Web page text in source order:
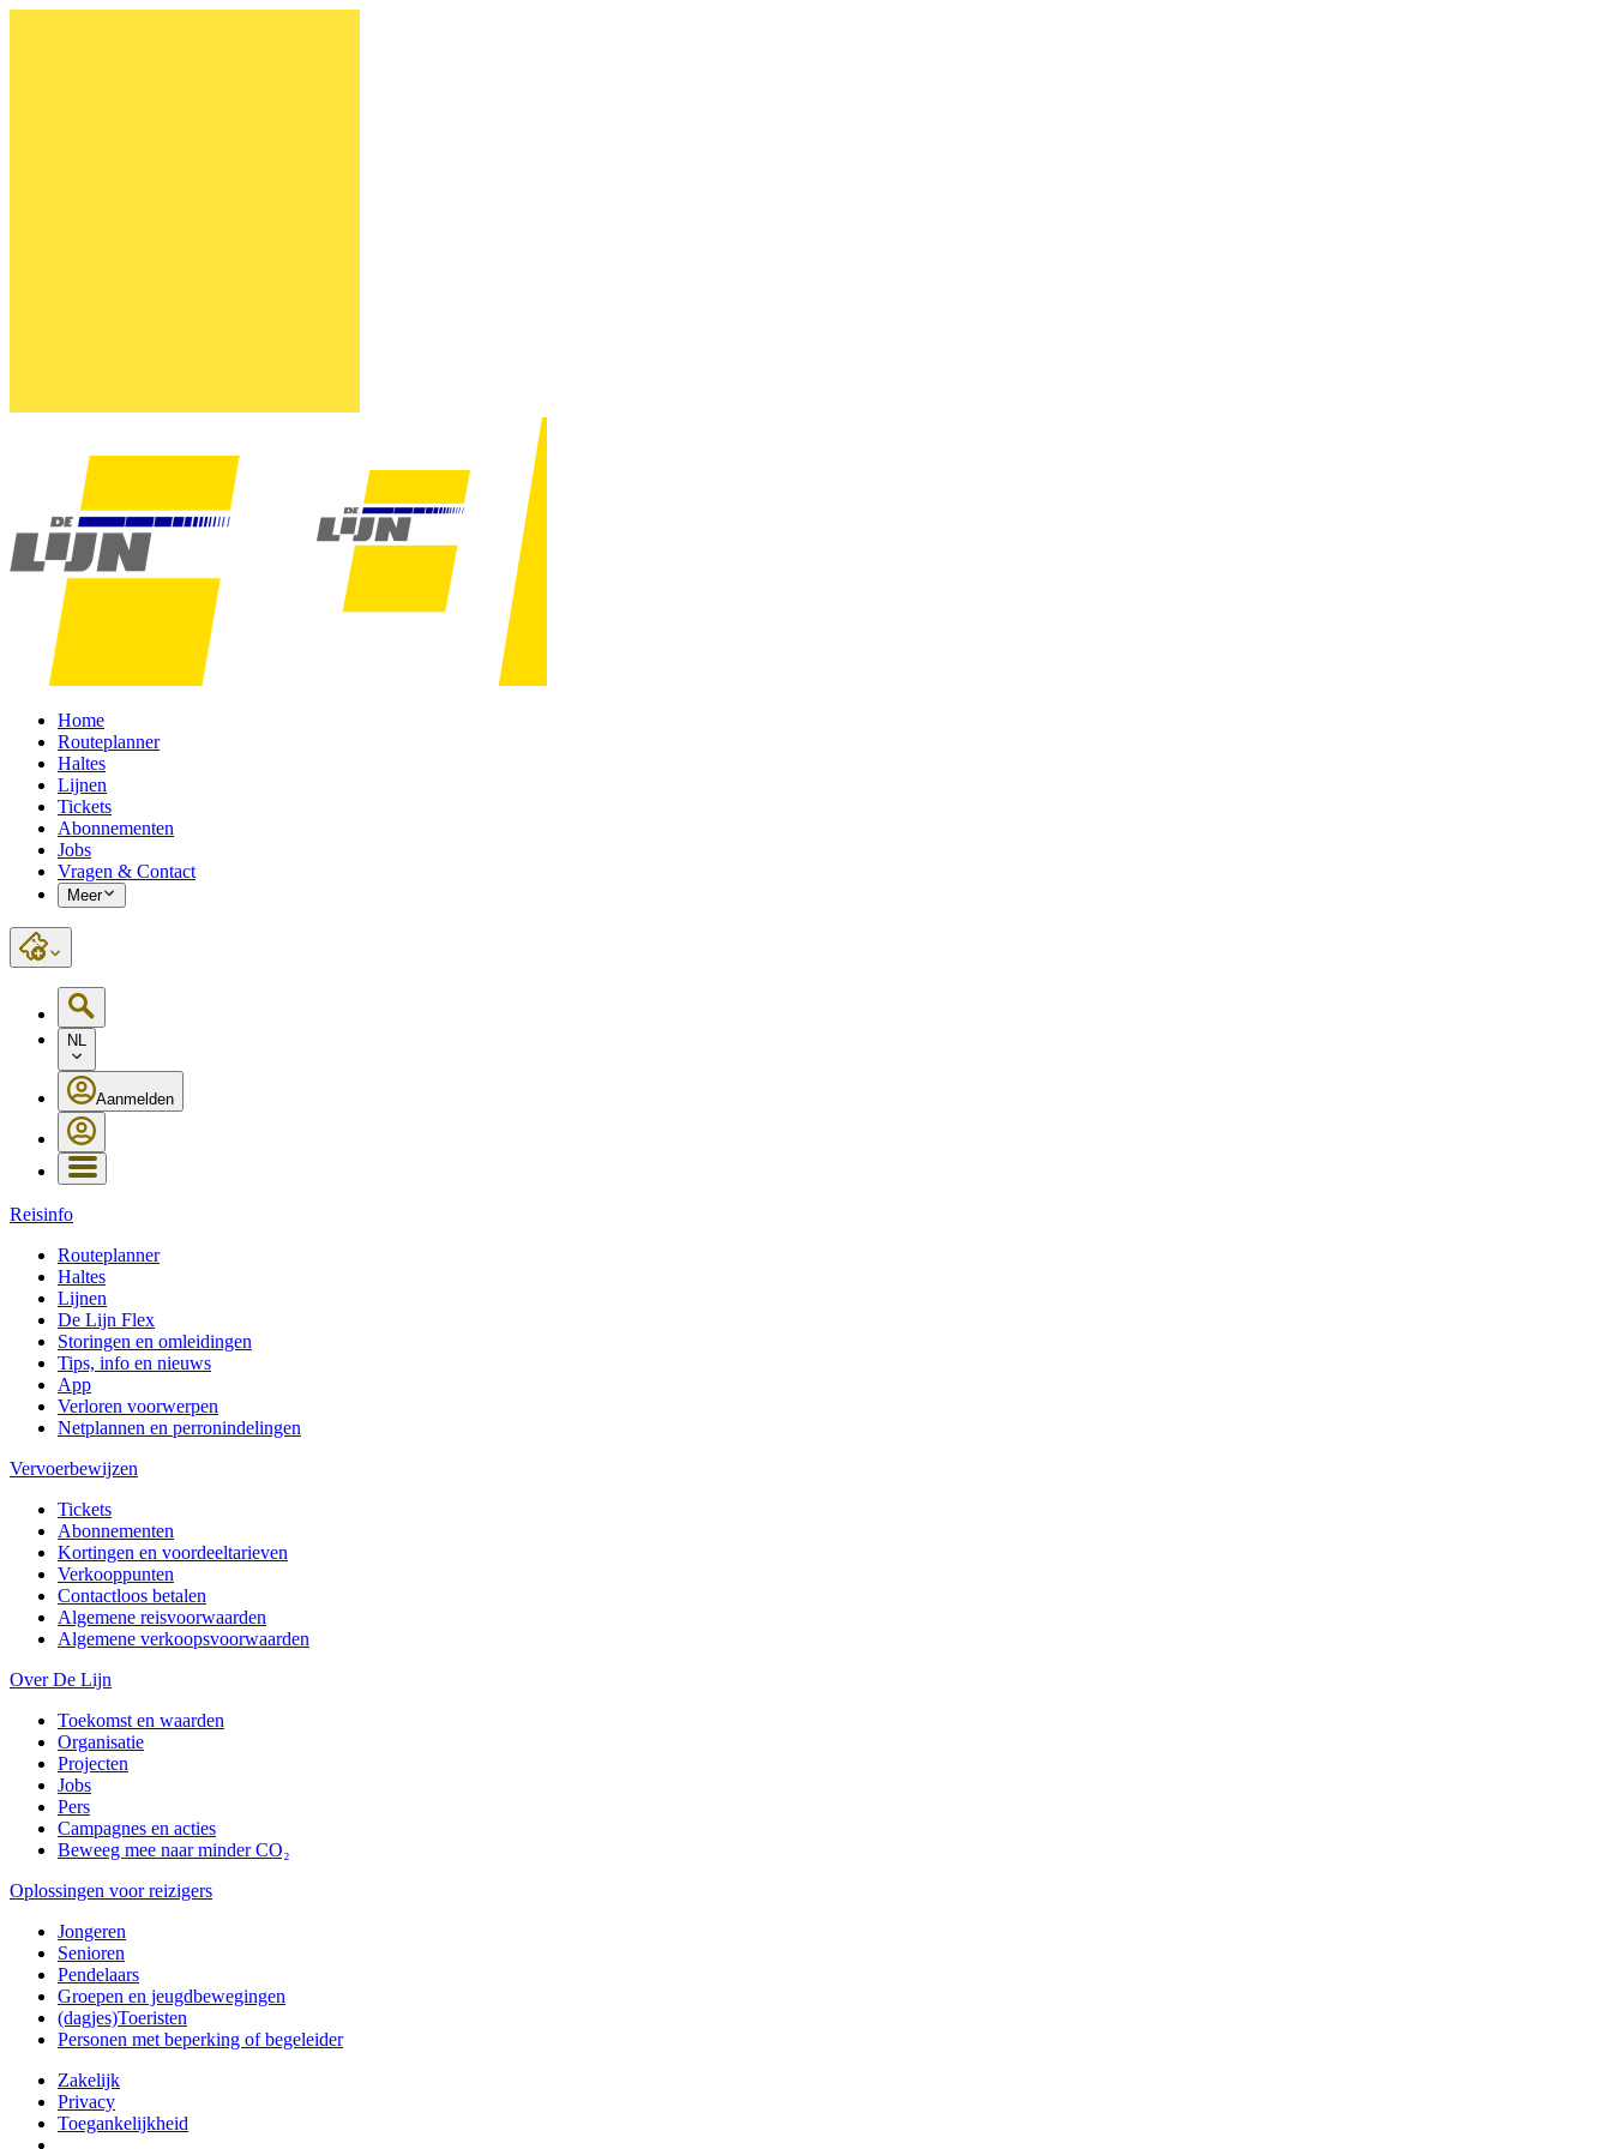
Home
Routeplanner
Haltes
Lijnen
Tickets
Abonnementen
Jobs
Vragen & Contact
Meer
NL
Aanmelden
Reisinfo
Routeplanner
Haltes
Lijnen
De Lijn Flex
Storingen en omleidingen
Tips, info en nieuws
App
Verloren voorwerpen
Netplannen en perronindelingen
Vervoerbewijzen
Tickets
Abonnementen
Kortingen en voordeeltarieven
Verkooppunten
Contactloos betalen
Algemene reisvoorwaarden
Algemene verkoopsvoorwaarden
Over De Lijn
Toekomst en waarden
Organisatie
Projecten
Jobs
Pers
Campagnes en acties
Beweeg mee naar minder CO₂
Oplossingen voor reizigers
Jongeren
Senioren
Pendelaars
Groepen en jeugdbewegingen
(dagjes)Toeristen
Personen met beperking of begeleider
Zakelijk
Privacy
Toegankelijkheid